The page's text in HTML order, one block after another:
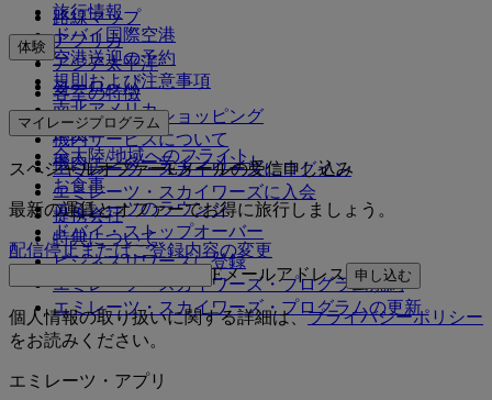
旅行情報
ドバイ国際空港
空港送迎の予約
規則および注意事項
路線マップ
アフリカ
アジア太平洋
ヨーロッパ
南北アメリカ
中東
全大陸/地域へのフライト
体験
客室の特徴
エミレーツでショッピング
機内サービスについて
機内エンターテインメント
お食事
エミレーツのラウンジ
ドバイ・ストップオーバー
マイレージプログラム
エミレーツ・スカイワーズにログイン
エミレーツ・スカイワーズに入会
提携会社
特典について
ビジネスリワーズに登録
エミレーツ・スカイワーズ・プログラム規約
エミレーツ・スカイワーズ・プログラムの更新
スペシャルオファーEメールの受信申し込み
最新の運賃とオファーでお得に旅行しましょう。
配信停止またはご登録内容の変更
Eメールアドレス 申し込む
個人情報の取り扱いに関する詳細は、プライバシーポリシー
をお読みください。
エミレーツ・アプリ